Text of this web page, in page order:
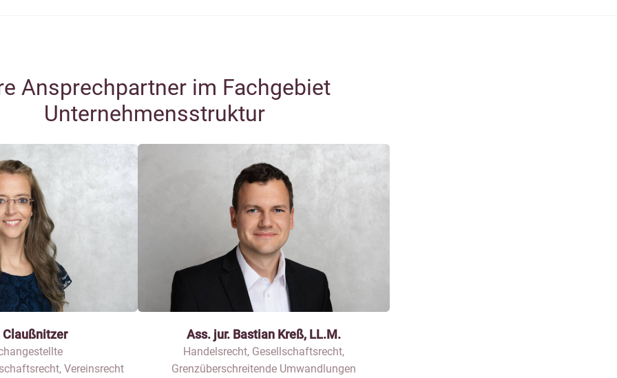
Ansprechpartner im Fachgebiet
Unternehmensstruktur
Claußnitzer
Vereinsrecht
Ass. jur. Bastian Kreß, LL.M.
Handelsrecht, Gesellschaftsrecht,
Grenzüberschreitende Umwandlungen